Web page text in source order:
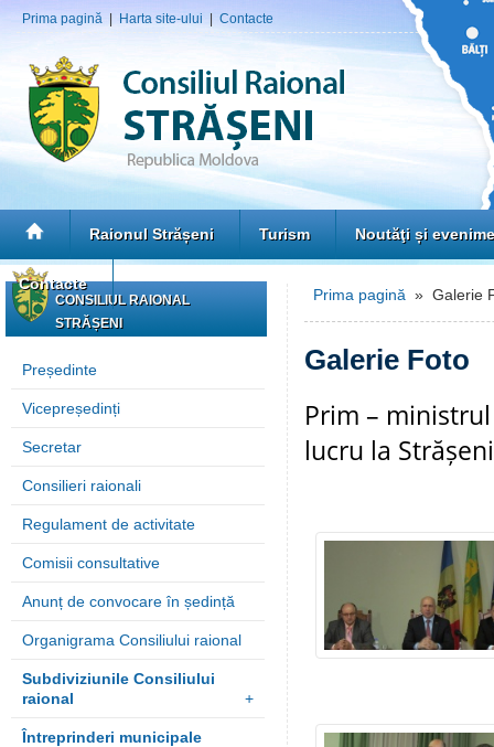
Prima pagină Harta site-ului Contacte
Raionul Strășeni Turism Noutăţi și
Contacte
CONSILIUL RAIONAL
STRĂȘENI
Președinte
Vicepreședinți
Secretar
Consilieri raionali
Regulament de activitate
Comisii consultative
Anunț de convocare în ședință
Organigrama Consiliului raional
Subdiviziunile Consiliului
raional
+
Întreprinderi municipale
Prima pagină » Galerie
Galerie Foto
Prim –
lucru la Strășeni